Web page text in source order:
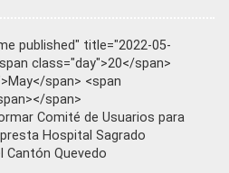
published" title="2022-05-
class="day">20</span>
span> <span
span>
Comité de Usuarios para
Hospital Sagrado
Cantón Quevedo